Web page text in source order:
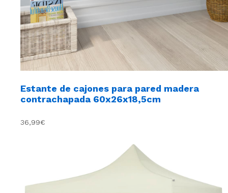
Estante de cajones para pared madera
contrachapada 60x26x18,5cm
36,99€